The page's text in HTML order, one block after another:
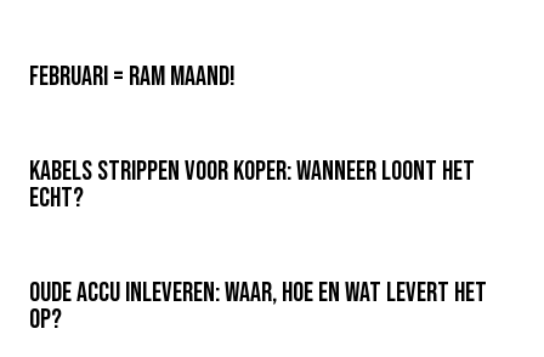
Februari = RAM maand!
Kabels strippen voor koper: wanneer loont het
echt?
Oude accu inleveren: waar, hoe en wat levert het
op?